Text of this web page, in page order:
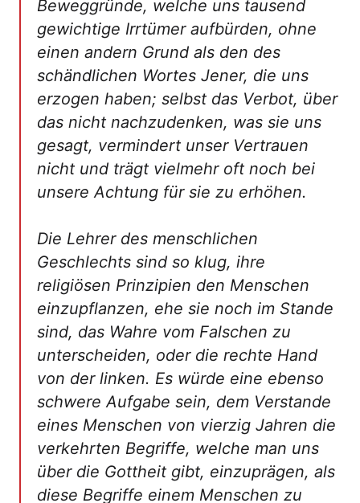
Beweggründe, welche uns tausend
gewichtige Irrtümer aufbürden, ohne
einen andern Grund als den des
schändlichen Wortes Jener, die uns
erzogen haben; selbst das Verbot, über
das nicht nachzudenken, was sie uns
gesagt, vermindert unser Vertrauen
nicht und trägt vielmehr oft noch bei
unsere Achtung für sie zu erhöhen.
Die Lehrer des menschlichen
Geschlechts sind so klug, ihre
religiösen Prinzipien den Menschen
einzupflanzen, ehe sie noch im Stande
sind, das Wahre vom Falschen zu
unterscheiden, oder die rechte Hand
von der linken. Es würde eine ebenso
schwere Aufgabe sein, dem Verstande
eines Menschen von vierzig Jahren die
verkehrten Begriffe, welche man uns
über die Gottheit gibt, einzuprägen, als
diese Begriffe einem Menschen zu